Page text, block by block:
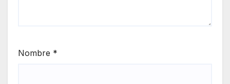
Nombre *